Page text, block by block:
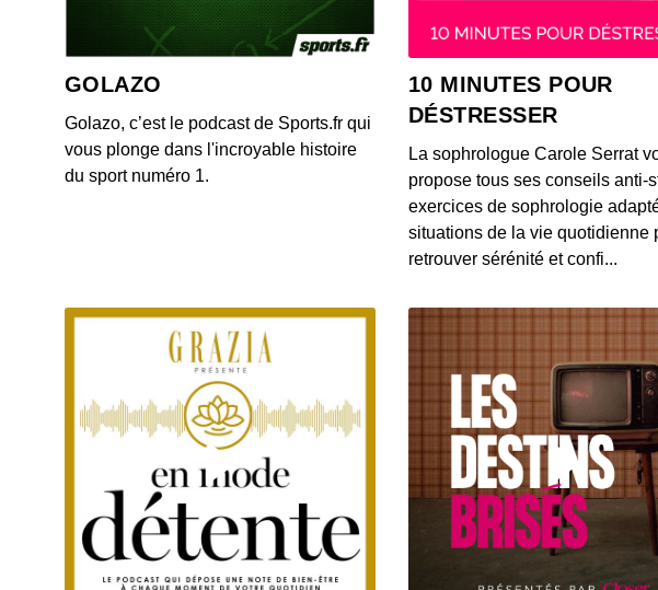
GOLAZO
Golazo, c’est le podcast de Sports.fr qui
vous plonge dans l'incroyable histoire
du sport numéro 1.
10 MINUTES POUR
DÉSTRESSER
La sophrologue Carole Serrat
propose tous ses conseils anti-
exercices de sophrologie
situations de la vie quotidienne
retrouver sérénité et confi...